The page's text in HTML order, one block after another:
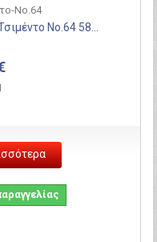
Νο.64
Νο.64 58...